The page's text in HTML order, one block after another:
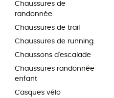
Chaussures de
randonnée
Chaussures de trail
Chaussures de running
Chaussons d'escalade
Chaussures randonnée
enfant
Casques vélo